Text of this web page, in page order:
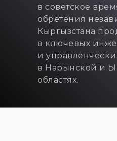
в советское
обретения
Кыргызстана
в ключевых
и
в Нарынской и
областях.